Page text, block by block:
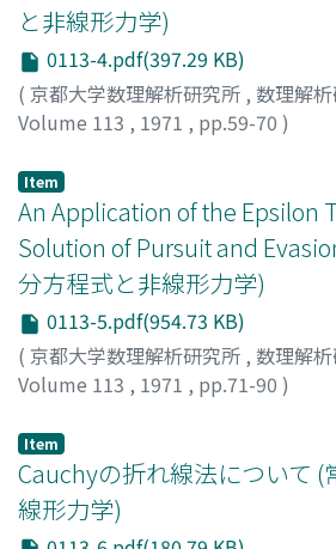
と非線形力学)
0113-4.pdf(397.29 KB)
( 京都大学数理解析研究所 , 数理解
Volume 113 , 1971 , pp.59-70 )
Item
An Application of the Epsilon
Solution of Pursuit and
分方程式と非線形力学)
0113-5.pdf(954.73 KB)
( 京都大学数理解析研究所 , 数理解
Volume 113 , 1971 , pp.71-90 )
Item
Cauchyの折れ線法について
線形力学)